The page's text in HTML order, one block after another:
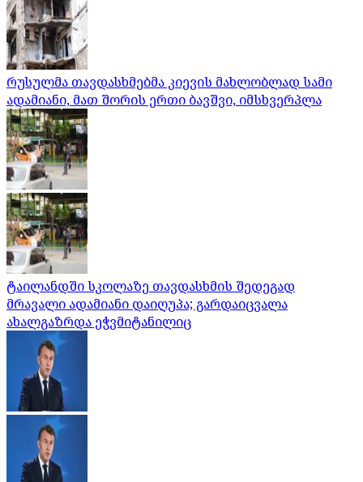
რუსულმა თავდასხმებმა კიევის მახლობლად სამი
ადამიანი, მათ შორის ერთი ბავშვი, იმსხვერპლა
ტაილანდში სკოლაზე თავდასხმის შედეგად
მრავალი ადამიანი დაიღუპა; გარდაიცვალა
ახალგაზრდა ეჭვმიტანილიც